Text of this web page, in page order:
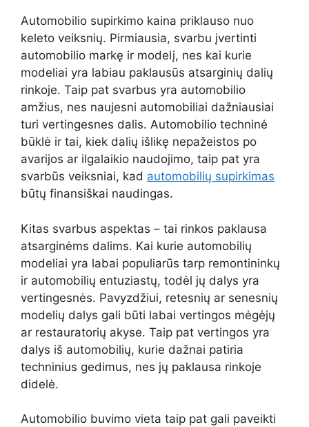
Automobilio supirkimo kaina priklauso nuo
keleto veiksnių. Pirmiausia, svarbu įvertinti
automobilio markę ir modelį, nes kai kurie
modeliai yra labiau paklausūs atsarginių dalių
rinkoje. Taip pat svarbus yra automobilio
amžius, nes naujesni automobiliai dažniausiai
turi vertingesnes dalis. Automobilio techninė
būklė ir tai, kiek dalių išlikę nepažeistos po
avarijos ar ilgalaikio naudojimo, taip pat yra
svarbūs veiksniai, kad automobilių supirkimas
būtų finansiškai naudingas.
Kitas svarbus aspektas – tai rinkos paklausa
atsarginėms dalims. Kai kurie automobilių
modeliai yra labai populiarūs tarp remontininkų
ir automobilių entuziastų, todėl jų dalys yra
vertingesnės. Pavyzdžiui, retesnių ar senesnių
modelių dalys gali būti labai vertingos mėgėjų
ar restauratorių akyse. Taip pat vertingos yra
dalys iš automobilių, kurie dažnai patiria
techninius gedimus, nes jų paklausa rinkoje
didelė.
Automobilio buvimo vieta taip pat gali paveikti